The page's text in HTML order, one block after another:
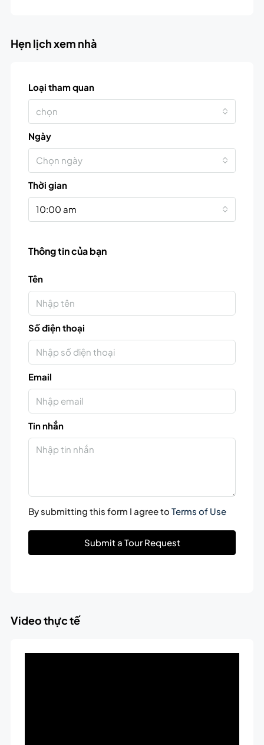
Hẹn lịch xem nhà
Loại tham quan
chọn
Ngày
Chọn ngày
Thời gian
10:00 am
Thông tin của bạn
Tên
Số điện thoại
Email
Tin nhắn
By submitting this form I agree to Terms of Use
Submit a Tour Request
Video thực tế